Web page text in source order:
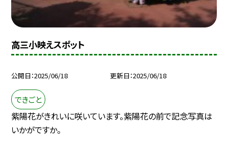
高三小映えスポット
公開日 2025/06/18 更新日 2025/06/18
できごと
紫陽花がきれいに咲いています。紫陽花の前で記念写真は
いかがですか。